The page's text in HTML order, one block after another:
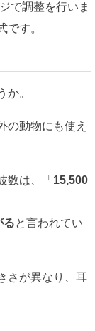
で調整を行いま
です。
か。
の動物にも使え
数は、「 15,500
ると言われてい
さが異なり、耳